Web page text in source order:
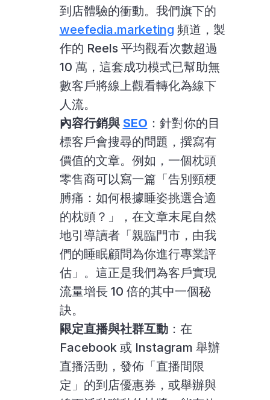
weefedia.marketing 頻道，製
作的 Reels 平均觀看次數超過
10 萬，這套成功模式已幫助無
數客戶將線上觀看轉化為線下
人流。
內容行銷與 SEO ：針對你的目
標客戶會搜尋的問題，撰寫有
價值的文章。例如，一個枕頭
零售商可以寫一篇「告別頸梗
膊痛：如何根據睡姿挑選合適
的枕頭？」，在文章末尾自然
地引導讀者「親臨門市，由我
們的睡眠顧問為你進行專業評
估」。這正是我們為客戶實現
流量增長 10 倍的其中一個秘
訣。
限定直播與社群互動：在
Facebook 或 Instagram 舉辦
直播活動，發佈「直播間限
定」的到店優惠券，或舉辦與